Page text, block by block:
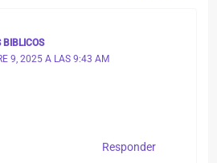
BIBLICOS
9, 2025 A LAS 9:43 AM
Responder